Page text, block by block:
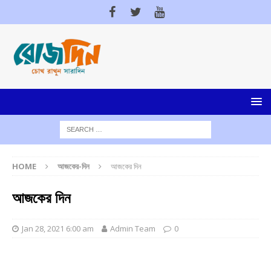
HOME আজকের-দিন আজকের দিন
আজকের দিন
Jan 28, 2021 6:00 am Admin Team 0